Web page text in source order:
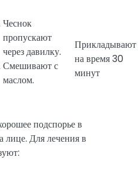
Чеснок
пропускают
через давилку.
Смешивают с
маслом.
Прикладывают
на время 30
минут
подспорье в
лице. Для лечения в